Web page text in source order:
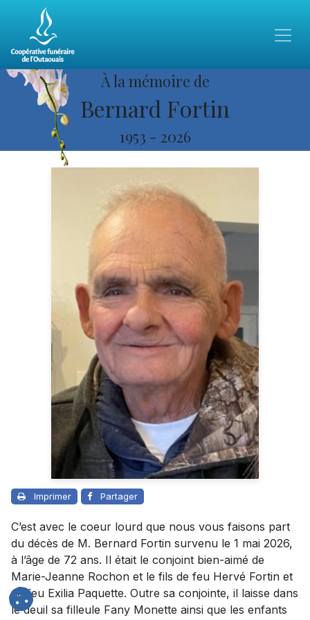
À la mémoire de
Bernard Fortin
1953 - 2026
Imprimer Partager
C’est avec le coeur lourd que nous vous faisons part
du décès de M. Bernard Fortin survenu le 1 mai 2026,
à l’âge de 72 ans. Il était le conjoint bien-aimé de
Marie-Jeanne Rochon et le fils de feu Hervé Fortin et
de feu Exilia Paquette. Outre sa conjointe, il laisse dans
le deuil sa filleule Fany Monette ainsi que les enfants